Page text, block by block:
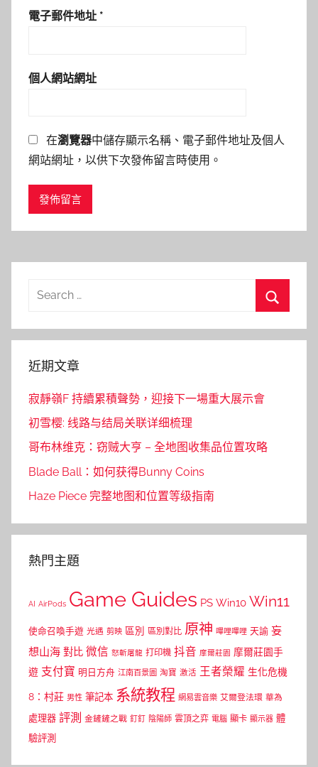
電子郵件地址 *
個人網站網址
在瀏覽器中儲存顯示名稱、電子郵件地址及個人
網站網址，以供下次發佈留言時使用。
Search
近期文章
寂靜嶺F 持續累積聲勢，迎接下一場重大展示會
初雪樱: 线路与结局关联详细梳理
哥布林维克：窃贼大亨 – 全地图收集品位置攻略
Blade Ball：如何获得Bunny Coins
Haze Piece 完整地图和位置等级指南
熱門主題
AI AirPods Game Guides PS Win10 Win11
使命召喚手遊 光遇 剪映 區別 區別對比 原神 嗶哩嗶哩 天諭 妄
想山海 對比 微信 怒斬屠龍 打印機 抖音 摩爾莊園 摩爾莊園手
遊 支付寶 明日方舟 江南百景圖 淘寶 激活 王者榮耀 生化危機
8：村莊 男性 筆記本 系統教程 網易雲音樂 艾爾登法環 華為
處理器 評測 金鏟鏟之戰 釘釘 陰陽師 雲頂之弈 電腦 顯卡 顯示器 體
驗評測